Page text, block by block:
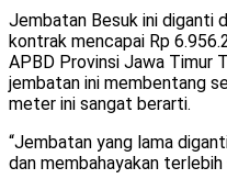
Jembatan Besuk ini diganti
kontrak mencapai Rp
APBD Provinsi Jawa Timur
jembatan ini membentang
meter ini sangat berarti.
“Jembatan yang lama
dan membahayakan terlebih